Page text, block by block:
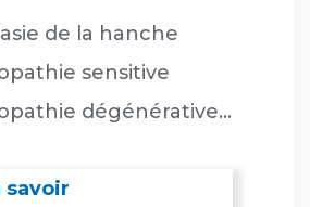
de la hanche
sensitive
dégénérative...
savoir